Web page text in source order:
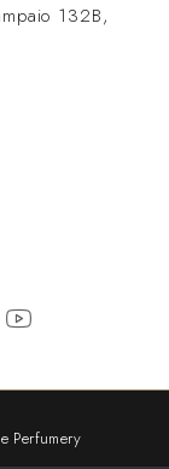
132B,
Perfumery